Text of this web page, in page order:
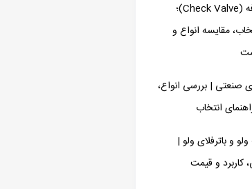
شیر یک‌طرفه (Check Valve)؛
مقایسه انواع و
صنعتی | بررسی انواع،
انتخاب
و باترفلای ولو |
کاربرد و قیمت